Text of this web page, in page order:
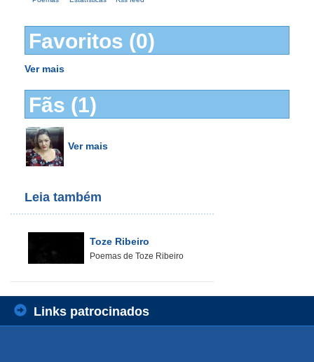
Favoritos (0)
Ver mais
Fãs (1)
Ver mais
Leia também
Toze Ribeiro
Poemas de Toze Ribeiro
Links patrocinados